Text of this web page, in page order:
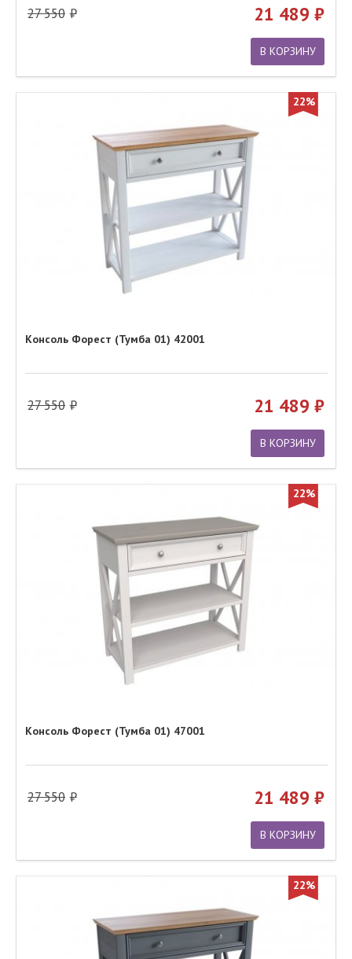
27 550 21 489
В КОРЗИНУ
22%
Консоль Форест (Тумба 01) 42001
27 550 21 489
В КОРЗИНУ
22%
Консоль Форест (Тумба 01) 47001
27 550 21 489
В КОРЗИНУ
22%